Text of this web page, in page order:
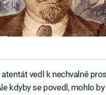
vedl k nechvalně
kdyby se povedl, mohlo